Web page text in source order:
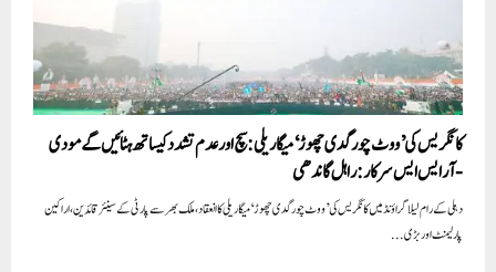
کانگریس کی’ووٹ چور گدی چھوڑ‘ میگا ریلی:سچ اور عدم تشدد کیساتھ ہٹائیں گے مودی
-آر ایس ایس سرکار: راہل گاندھی
دہلی کے رام لیلا گراؤنڈ میں کانگریس کی’ووٹ چور گدی چھوڑ‘ میگا ریلی کا انعقاد،ملک بھر سے پارٹی کے سینئر قائدین، اراکین
پارلیمنٹ اور بڑی...